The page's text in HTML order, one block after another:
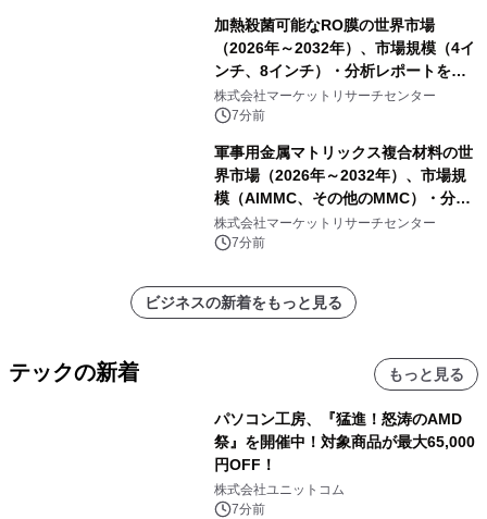
加熱殺菌可能なRO膜の世界市場
（2026年～2032年）、市場規模（4イ
ンチ、8インチ）・分析レポートを発
表
株式会社マーケットリサーチセンター
7分前
軍事用金属マトリックス複合材料の世
界市場（2026年～2032年）、市場規
模（AlMMC、その他のMMC）・分析
レポートを発表
株式会社マーケットリサーチセンター
7分前
ビジネスの新着をもっと見る
テックの新着 もっと見る
パソコン工房、『猛進！怒涛のAMD
祭』を開催中！対象商品が最大65,000
円OFF！
株式会社ユニットコム
7分前